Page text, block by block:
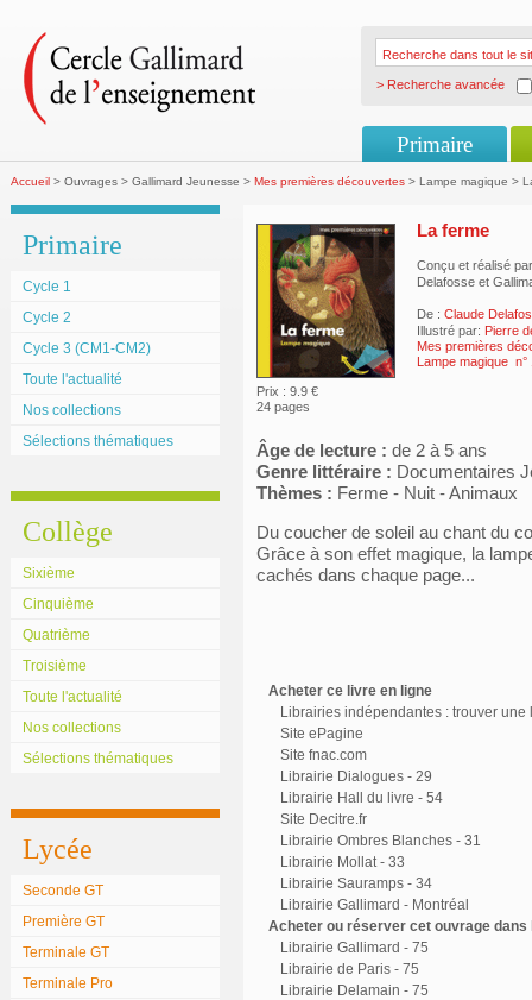
> Recherche avancée
Primaire
Accueil > Ouvrages > Gallimard Jeunesse > Mes premières découvertes > Lampe magique >
Primaire
Cycle 1
Cycle 2
Cycle 3 (CM1-CM2)
Toute l'actualité
Nos collections
Sélections thématiques
Collège
Sixième
Cinquième
Quatrième
Troisième
Toute l'actualité
Nos collections
Sélections thématiques
Lycée
Seconde GT
Première GT
Terminale GT
Terminale Pro
Prix : 9.9 €
24 pages
La ferme
Conçu et réalisé
Delafosse et
De : Claude
Illustré par: Pierre
Mes premières
Lampe magique n°
Âge de lecture : de 2 à 5 ans
Genre littéraire : Documentaires
Thèmes : Ferme - Nuit - Animaux
Du coucher de soleil au chant du
Grâce à son effet magique, la
cachés dans chaque page...
Acheter ce livre en ligne
Librairies indépendantes : trouver une
Site ePagine
Site fnac.com
Librairie Dialogues - 29
Librairie Hall du livre - 54
Site Decitre.fr
Librairie Ombres Blanches - 31
Librairie Mollat - 33
Librairie Sauramps - 34
Librairie Gallimard - Montréal
Acheter ou réserver cet ouvrage
Librairie Gallimard - 75
Librairie de Paris - 75
Librairie Delamain - 75